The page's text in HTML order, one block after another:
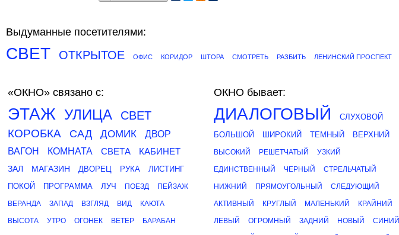
Выдуманные посетителями:
СВЕТ ОТКРЫТОЕ ОФИС КОРИДОР ШТОРА СМОТРЕТЬ РАЗБИТЬ ЛЕНИНСКИЙ ПРОСПЕКТ
«ОКНО» связано с:
ЭТАЖ УЛИЦА СВЕТ
КОРОБКА САД ДОМИК
ДВОР
ВАГОН
КОМНАТА СВЕТА КАБИНЕТ
ЗАЛ МАГАЗИН ДВОРЕЦ РУКА
ЛИСТИНГ
ПОКОЙ
ПРОГРАММА ЛУЧ ПОЕЗД ПЕЙЗАЖ
ВЕРАНДА ЗАПАД ВЗГЛЯД ВИД КАЮТА
ВЫСОТА УТРО ОГОНЕК ВЕТЕР БАРАБАН
ОКНО бывает:
ДИАЛОГОВЫЙ
СЛУХОВОЙ
БОЛЬШОЙ
ШИРОКИЙ ТЕМНЫЙ ВЕРХНИЙ
ВЫСОКИЙ РЕШЕТЧАТЫЙ УЗКИЙ
ЕДИНСТВЕННЫЙ ЧЕРНЫЙ СТРЕЛЬЧАТЫЙ
НИЖНИЙ ПРЯМОУГОЛЬНЫЙ СЛЕДУЮЩИЙ
АКТИВНЫЙ КРУГЛЫЙ МАЛЕНЬКИЙ КРАЙНИЙ
ЛЕВЫЙ ОГРОМНЫЙ ЗАДНИЙ НОВЫЙ СИНИЙ